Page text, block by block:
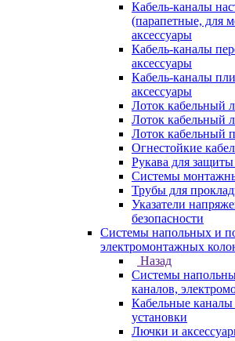
Кабель-каналы
(парапетные, для
аксессуары
Кабель-каналы
аксессуары
Кабель-каналы
аксессуары
Лоток кабельный
Лоток кабельный
Лоток кабельный
Огнестойкие
Рукава для защиты
Системы
Трубы для
Указатели
безопасности
Системы напольных и
электромонтажных
Назад
Системы
каналов,
Кабельные
установки
Лючки и